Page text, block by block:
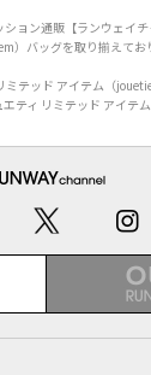
ョン通販【ランウェイチ
）バッグを取り揃えてお
ミテッド アイテム（
ティ リミテッド アイ